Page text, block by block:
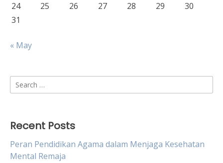
24
25 26 27 28 29
30
31
« May
Search
for:
Recent Posts
Peran Pendidikan Agama dalam Menjaga Kesehatan
Mental Remaja